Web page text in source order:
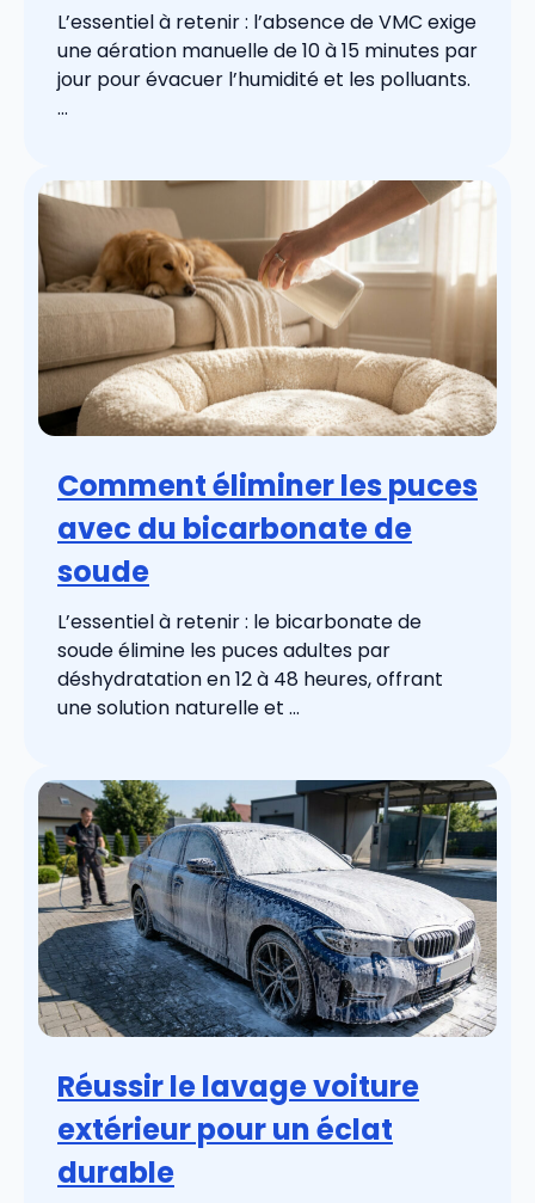
L’essentiel à retenir : l’absence de VMC exige
une aération manuelle de 10 à 15 minutes par
jour pour évacuer l’humidité et les polluants.
...
Comment éliminer les puces
avec du bicarbonate de
soude
L’essentiel à retenir : le bicarbonate de
soude élimine les puces adultes par
déshydratation en 12 à 48 heures, offrant
une solution naturelle et ...
Réussir le lavage voiture
extérieur pour un éclat
durable